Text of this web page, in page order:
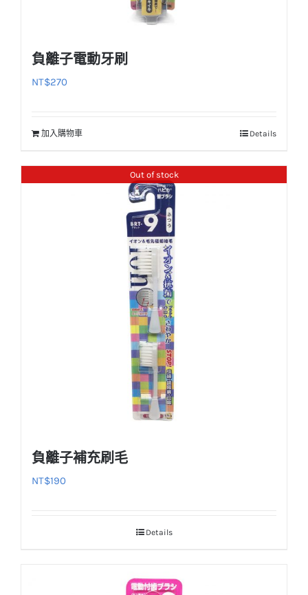
負離子電動牙刷
NT$270
加入購物車 Details
Out of stock
負離子補充刷毛
NT$190
Details